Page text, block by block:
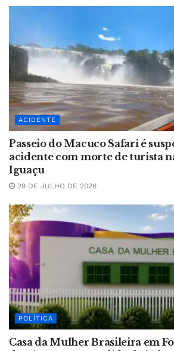
ACIDENTE
Passeio do Macuco Safari é
acidente com morte de turista
Iguaçu
29 DE JULHO DE 2026
POLÍTICA
Casa da Mulher Brasileira em